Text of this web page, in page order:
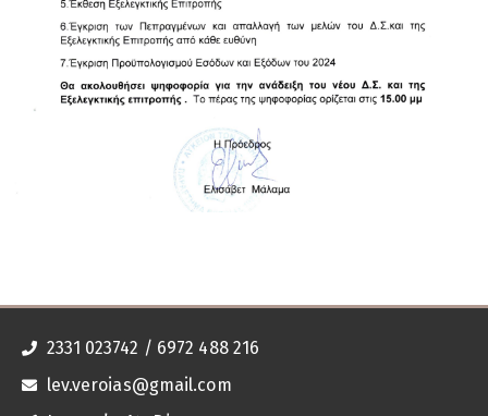
2331 023742 / 6972 488 216
lev.veroias@gmail.com